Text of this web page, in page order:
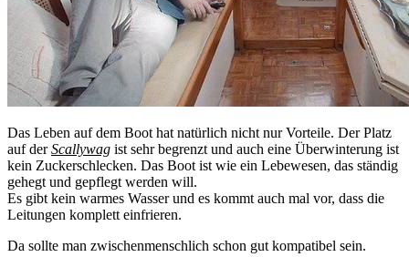
Das Leben auf dem Boot hat natürlich nicht nur Vorteile. Der Platz
auf derScallywag ist sehr begrenzt und auch eine Überwinterung ist
kein Zuckerschlecken. Das Boot ist wie ein Lebewesen, das ständig
gehegt und gepflegt werden will.
Es gibt kein warmes Wasser und es kommt auch mal vor, dass die
Leitungen komplett einfrieren.
Da sollte man zwischenmenschlich schon gut kompatibel sein.